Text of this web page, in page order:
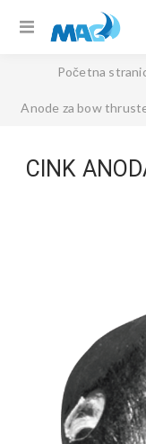
Početna
Anode za bow
CINK